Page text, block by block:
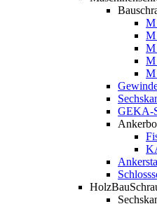
M
M
M
M
M
GEKA-